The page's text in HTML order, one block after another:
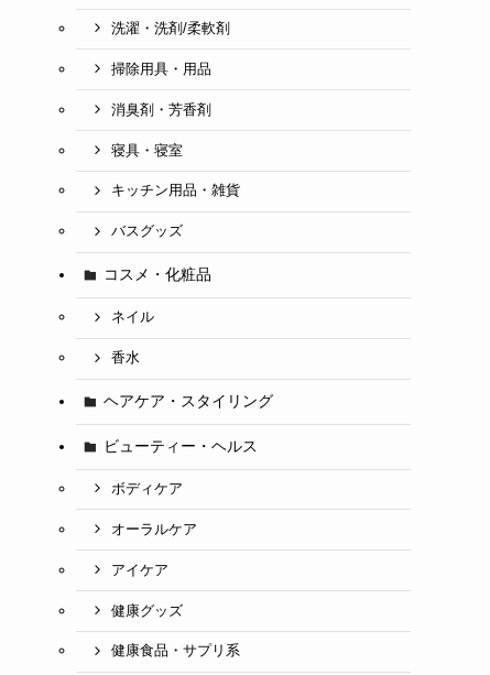
洗濯・洗剤/柔軟剤
掃除用具・用品
消臭剤・芳香剤
寝具・寝室
キッチン用品・雑貨
バスグッズ
コスメ・化粧品
ネイル
香水
ヘアケア・スタイリング
ビューティー・ヘルス
ボディケア
オーラルケア
アイケア
健康グッズ
健康食品・サプリ系